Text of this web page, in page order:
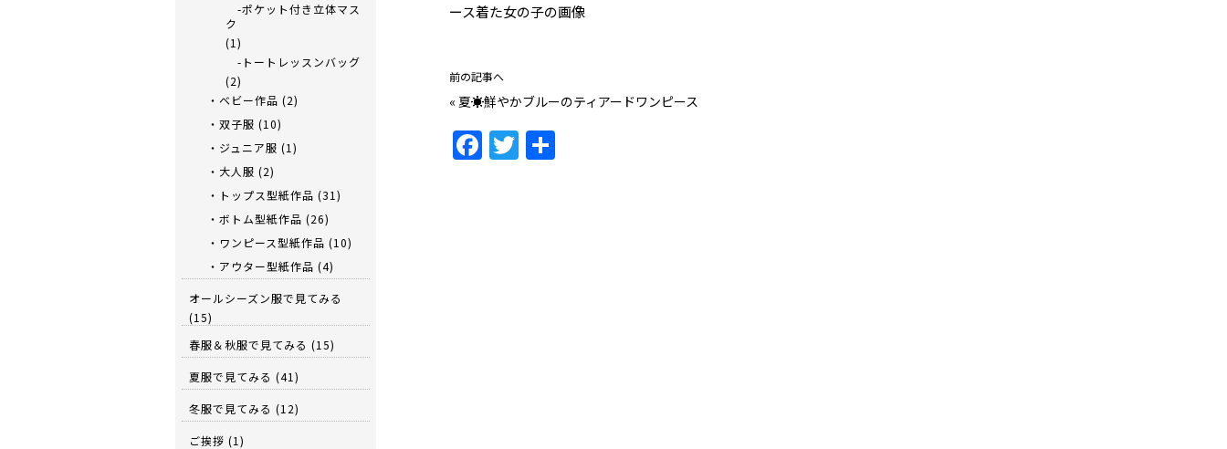
ース着た女の子の画像
前の記事へ
« 夏☀鮮やかブルーのティアードワンピース
F
a
T
w
-ポケット付き立体マス
ク
(1)
-トートレッスンバッグ
(2)
・ベビー作品 (2)
・双子服 (10)
・ジュニア服 (1)
・大人服 (2)
・トップス型紙作品 (31)
・ボトム型紙作品 (26)
・ワンピース型紙作品 (10)
・アウター型紙作品 (4)
オールシーズン服で見てみる
(15)
春服＆秋服で見てみる (15)
夏服で見てみる (41)
冬服で見てみる (12)
ご挨拶 (1)